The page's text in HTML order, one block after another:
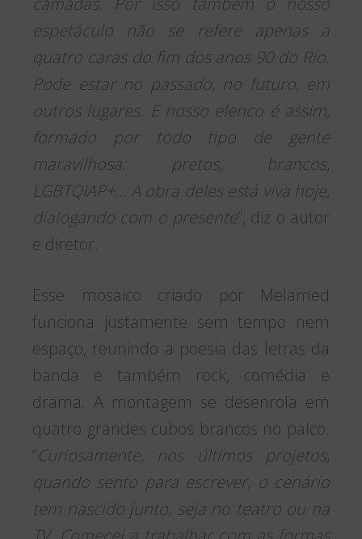
espetáculo não se refere apenas a
quatro caras do fim dos anos 90 do Rio.
Pode estar no passado, no futuro, em
outros lugares. E nosso elenco é assim,
formado por todo tipo de gente
maravilhosa: pretos, brancos,
LGBTQIAP+… A obra deles está viva hoje,
dialogando com o presente“, diz o autor
e diretor.
Esse mosaico criado por Melamed
funciona justamente sem tempo nem
espaço, reunindo a poesia das letras da
banda e também rock, comédia e
drama. A montagem se desenrola em
quatro grandes cubos brancos no palco.
“Curiosamente, nos últimos projetos,
quando sento para escrever, o cenário
tem nascido junto, seja no teatro ou na